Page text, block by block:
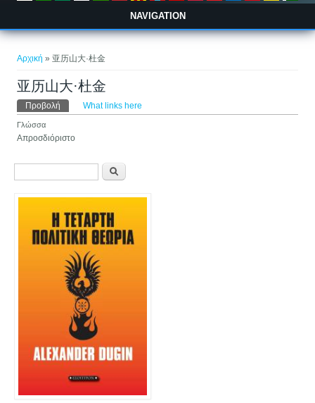
NAVIGATION
Αρχική » 亚历山大·杜金
亚历山大·杜金
Πρωτεύουσες καρτέλες
Προβολή (ενεργή καρτέλα)
What links here
Γλώσσα
Απροσδιόριστο
Φόρμα αναζήτησης